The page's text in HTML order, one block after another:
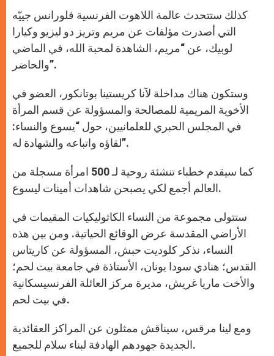
كذلك ستتحدث عالمة اللاهوت الفرنسية فلورانس جييّه
التي أصدرت مؤلفات عن مريم وتريز دو ليزيو وكيارا
لوبيك، عن “مريم، الشاهدة لمحبة الله، في الماضي
والحاضر”.
وستكون هناك مداخلة لآنا كريستينا بوتانكور، العضو في
الأخوية المريمية للمصالحة والمسؤولة عن قسم المرأة
في المجلس الحبري للعلمانيين، حول “يسوع والنساء:
لقاؤه واتباعه والشهادة له”.
كما سيقدم خطباء تنشئة روحية لـ 500 امرأة مسجلة من
العالم أجمع لكي يصبحن شاهدات أمينات ليسوع.
ستتولى مجموعة من النساء الكاثوليكيات المقيمات في
الأراضي المقدسة عرض الوقائع الحياتية. ومن بين هذه
النساء، نذكر كلوديت حبش، المسؤولة عن كاريتاس
القدس؛ هنادي سودا يونان، الأستاذة في جامعة بيت لحم؛
والأخت ماريا غريش، مديرة مركز العائلة الفرنسيسكانية
في بيت لحم.
ومع لينا مرقس، سيناقش ممثلون عن المراكز العقائدية
الجديدة جهودهم الهادفة لبناء سلام للجميع.